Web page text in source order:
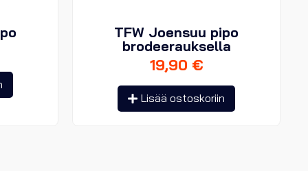
TFW Joensuu pipo
brodeerauksella
19,90 €
Lisää ostoskoriin